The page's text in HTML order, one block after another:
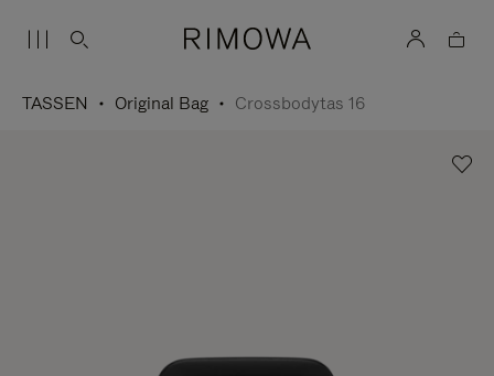
TASSEN Original Bag Crossbodytas 16